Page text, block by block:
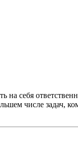
себя
числе задач,